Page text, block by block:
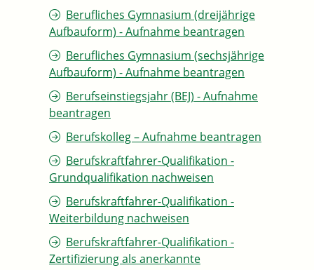
Berufliches Gymnasium (dreijährige
Aufbauform) - Aufnahme beantragen
Berufliches Gymnasium (sechsjährige
Aufbauform) - Aufnahme beantragen
Berufseinstiegsjahr (BEJ) - Aufnahme
beantragen
Berufskolleg – Aufnahme beantragen
Berufskraftfahrer-Qualifikation -
Grundqualifikation nachweisen
Berufskraftfahrer-Qualifikation -
Weiterbildung nachweisen
Berufskraftfahrer-Qualifikation -
Zertifizierung als anerkannte